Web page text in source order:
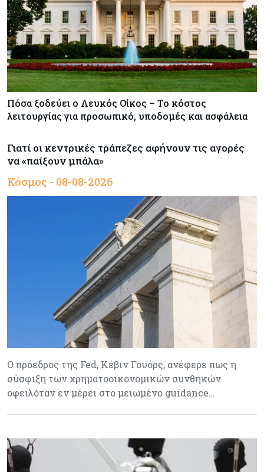
Πόσα ξοδεύει ο Λευκός Οίκος – Το κόστος
λειτουργίας για προσωπικό, υποδομές και ασφάλεια
Γιατί οι κεντρικές τράπεζες αφήνουν τις αγορές
να «παίξουν μπάλα»
Κόσμος - 08-08-2026
Ο πρόεδρος της Fed, Κέβιν Γουόρς, ανέφερε πως η
σύσφιξη των χρηματοοικονομικών συνθηκών
οφειλόταν εν μέρει στο μειωμένο guidance…